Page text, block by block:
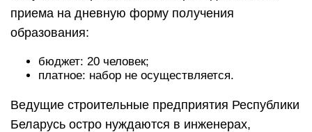
приема на дневную форму получения
образования:
бюджет: 20 человек;
платное: набор не осуществляется.
Ведущие строительные предприятия Республики
Беларусь остро нуждаются в инженерах,